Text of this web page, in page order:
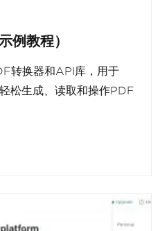
例教程）
转换器和API库，用于
松生成、读取和操作PDF